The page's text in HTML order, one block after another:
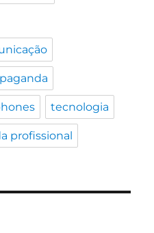
tecnologia
profissional